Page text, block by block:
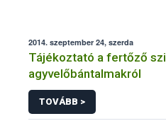
2014. szeptember 24, szerda
Tájékoztató a fertőző
agyvelőbántalmakról
TOVÁBB >